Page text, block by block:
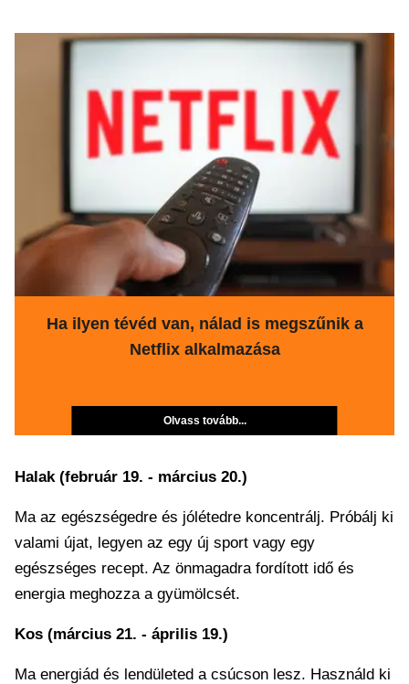
Ha ilyen tévéd van, nálad is megszűnik a
Netflix alkalmazása
Olvass tovább...
Halak (február 19. - március 20.)
Ma az egészségedre és jólétedre koncentrálj. Próbálj ki
valami újat, legyen az egy új sport vagy egy
egészséges recept. Az önmagadra fordított idő és
energia meghozza a gyümölcsét.
Kos (március 21. - április 19.)
Ma energiád és lendületed a csúcson lesz. Használd ki